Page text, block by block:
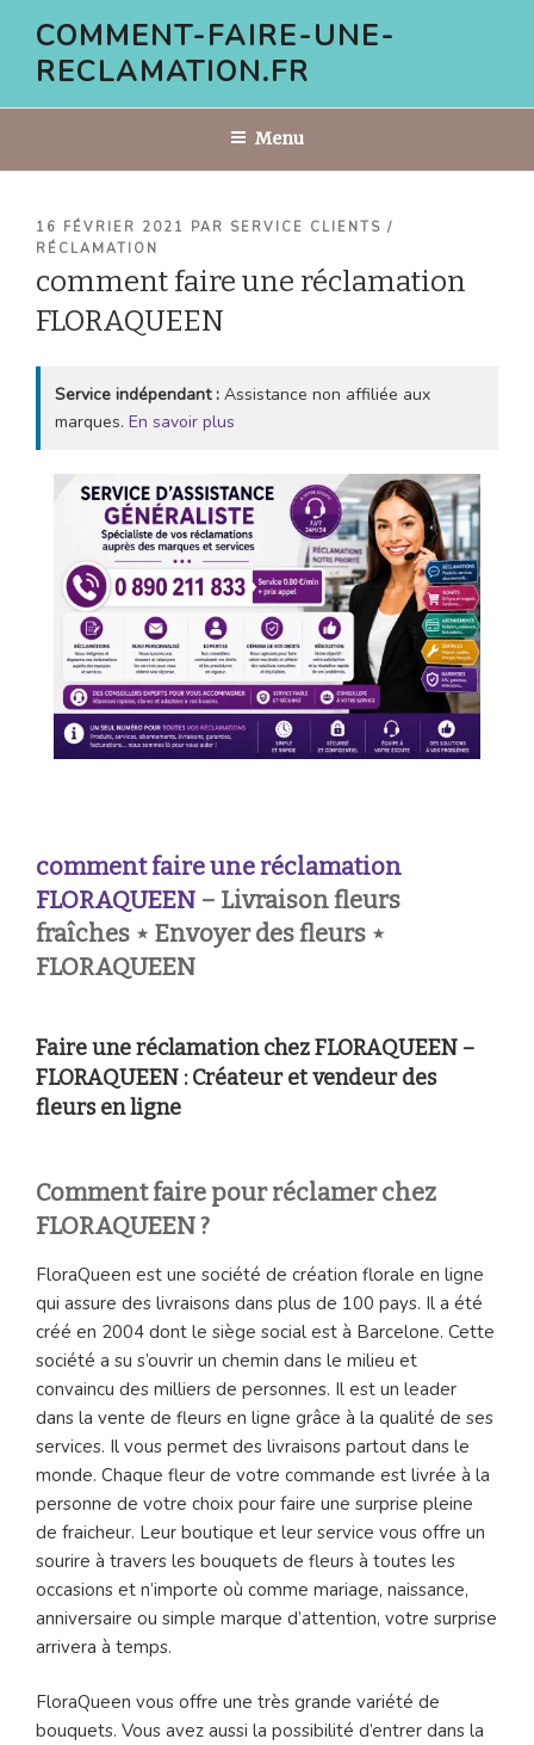
contenu
COMMENT-FAIRE-UNE-
RECLAMATION.FR
Menu
PUBLIÉ
LE
16 FÉVRIER 2021 PAR SERVICE CLIENTS /
RÉCLAMATION
comment faire une réclamation
FLORAQUEEN
Service indépendant : Assistance non affiliée aux
marques. En savoir plus
comment faire une réclamation
FLORAQUEEN – Livraison fleurs
fraîches ⋆ Envoyer des fleurs ⋆
FLORAQUEEN
Faire une réclamation chez FLORAQUEEN –
FLORAQUEEN : Créateur et vendeur des
fleurs en ligne
Comment faire pour réclamer chez
FLORAQUEEN ?
FloraQueen est une société de création florale en ligne
qui assure des livraisons dans plus de 100 pays. Il a été
créé en 2004 dont le siège social est à Barcelone. Cette
société a su s’ouvrir un chemin dans le milieu et
convaincu des milliers de personnes. Il est un leader
dans la vente de fleurs en ligne grâce à la qualité de ses
services. Il vous permet des livraisons partout dans le
monde. Chaque fleur de votre commande est livrée à la
personne de votre choix pour faire une surprise pleine
de fraicheur. Leur boutique et leur service vous offre un
sourire à travers les bouquets de fleurs à toutes les
occasions et n’importe où comme mariage, naissance,
anniversaire ou simple marque d’attention, votre surprise
arrivera à temps.
FloraQueen vous offre une très grande variété de
bouquets. Vous avez aussi la possibilité d’entrer dans la